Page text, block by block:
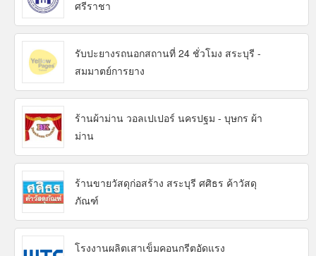
ศรีราชา
รับปะยางรถนอกสถานที่ 24 ชั่วโมง สระบุรี -
สมมาตย์การยาง
ร้านผ้าม่าน วอลเปเปอร์ นครปฐม - บุษกร ผ้า
ม่าน
ร้านขายวัสดุก่อสร้าง สระบุรี ศศิธร ค้าวัสดุ
ภัณฑ์
โรงงานผลิตเสาเข็มคอนกรีตอัดแรง